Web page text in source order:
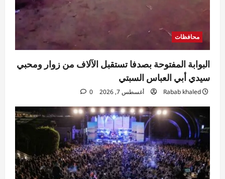
محافظات
البوابة المفتوحة بصدفا تستقبل الآلاف من زوار ومحبي
سيدي أبي العباس السبتي
Rabab khaled أغسطس 7, 2026 0